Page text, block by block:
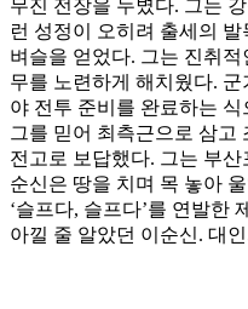
무진 전장을 누볐다. 그는
런 성정이 오히려 출세의
벼슬을 얻었다. 그는 진취
무를 노련하게 해치웠다.
야 전투 준비를 완료하는
그를 믿어 최측근으로 삼고
전고로 보답했다. 그는 부산
순신은 땅을 치며 목 놓아
‘슬프다, 슬프다’를 연발한
아낄 줄 알았던 이순신. 대